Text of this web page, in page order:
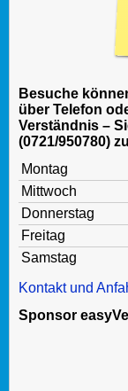
Besuche
über Telefon
Verständnis –
(0721/950780)
Montag
Mittwoch
Donnerstag
Freitag
Samstag
Kontakt und
Sponsor